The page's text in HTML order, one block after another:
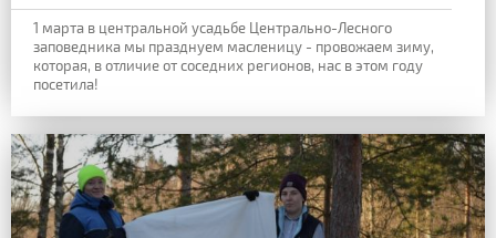
1 марта в центральной усадьбе Центрально-Лесного
заповедника мы празднуем масленицу - провожаем зиму,
которая, в отличие от соседних регионов, нас в этом году
посетила!